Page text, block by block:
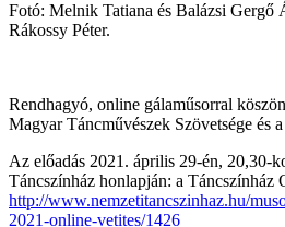
Fotó: Melnik Tatiana és Balázsi Gergő
Rákossy Péter.
Rendhagyó, online gálaműsorral
Magyar Táncművészek Szövetsége és
Az előadás 2021. április 29-én, 20,30-
Táncszínház honlapján: a Táncszínház
http://www.nemzetitancszinhaz.hu/
2021-online-vetites/1426